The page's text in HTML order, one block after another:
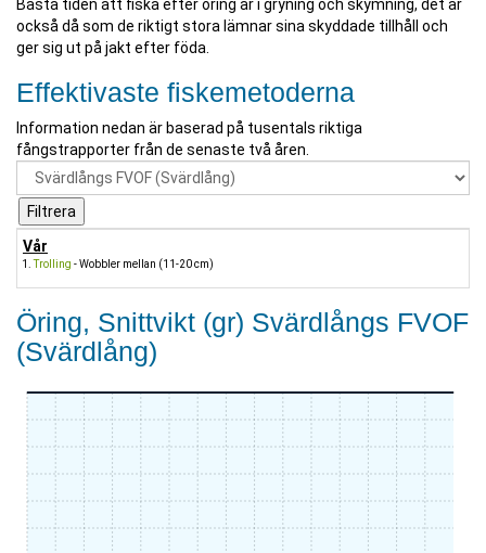
Bästa tiden att fiska efter öring är i gryning och skymning, det är
också då som de riktigt stora lämnar sina skyddade tillhåll och
ger sig ut på jakt efter föda.
Effektivaste fiskemetoderna
Information nedan är baserad på tusentals riktiga
fångstrapporter från de senaste två åren.
Vår
Trolling - Wobbler mellan (11-20 cm)
Öring, Snittvikt (gr) Svärdlångs FVOF
(Svärdlång)